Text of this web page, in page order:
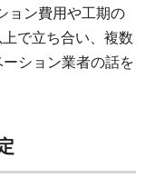
ョン費用や工期の
で立ち合い、複数
ション業者の話を